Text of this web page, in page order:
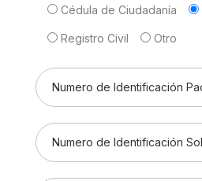
Cédula de Ciudadanía
Registro Civil Otro